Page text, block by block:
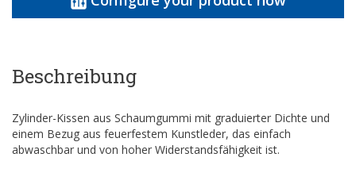
Beschreibung
Zylinder-Kissen aus Schaumgummi mit graduierter Dichte und
einem Bezug aus feuerfestem Kunstleder, das einfach
abwaschbar und von hoher Widerstandsfähigkeit ist.